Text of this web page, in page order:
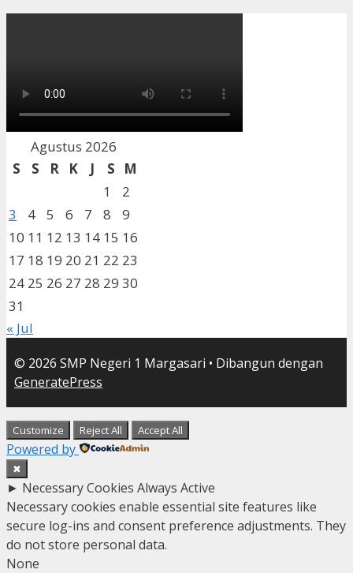
Agustus 2026
S
S R K J S
M
1
2
3
4 5 6 7 8
9
10 11 12 13 14 15 16
17 18 19 20 21 22 23
24 25 26 27 28 29 30
31
« Jul
© 2026 SMP Negeri 1 Margasari • Dibangun dengan
GeneratePress
Customize Reject All Accept All
Powered by
✖
► Necessary Cookies Always Active
Necessary cookies enable essential site features like
secure log-ins and consent preference adjustments. They
do not store personal data.
None